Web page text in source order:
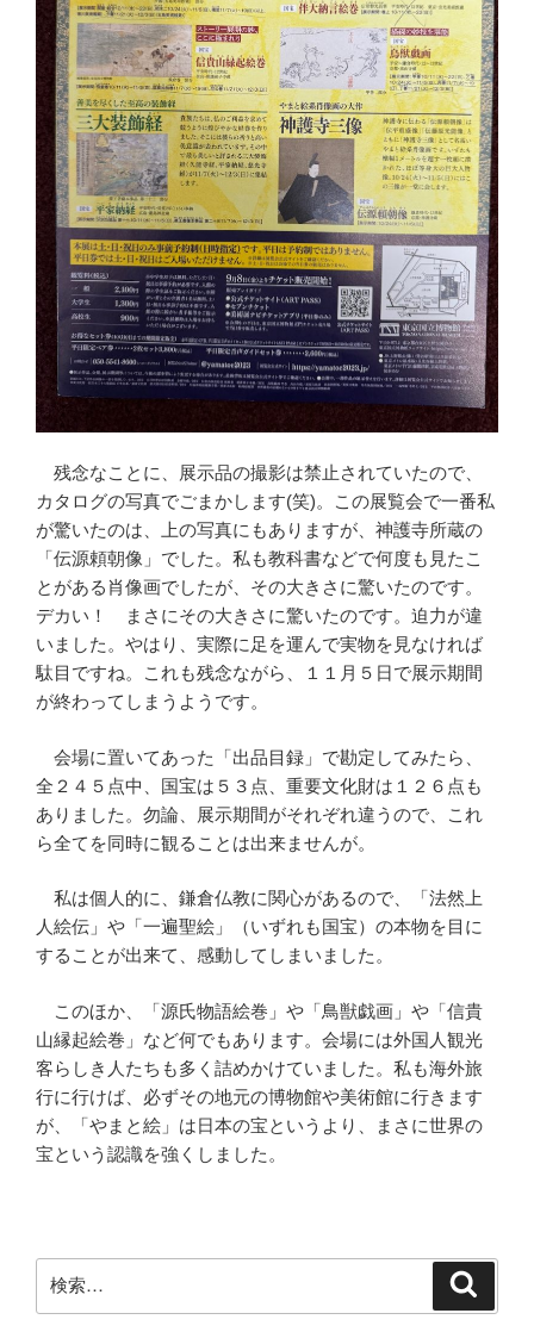
残念なことに、展示品の撮影は禁止されていたので、
カタログの写真でごまかします(笑)。この展覧会で一番私
が驚いたのは、上の写真にもありますが、神護寺所蔵の
「伝源頼朝像」でした。私も教科書などで何度も見たこ
とがある肖像画でしたが、その大きさに驚いたのです。
デカい！ まさにその大きさに驚いたのです。迫力が違
いました。やはり、実際に足を運んで実物を見なければ
駄目ですね。これも残念ながら、１１月５日で展示期間
が終わってしまうようです。
会場に置いてあった「出品目録」で勘定してみたら、
全２４５点中、国宝は５３点、重要文化財は１２６点も
ありました。勿論、展示期間がそれぞれ違うので、これ
ら全てを同時に観ることは出来ませんが。
私は個人的に、鎌倉仏教に関心があるので、「法然上
人絵伝」や「一遍聖絵」（いずれも国宝）の本物を目に
することが出来て、感動してしまいました。
このほか、「源氏物語絵巻」や「鳥獣戯画」や「信貴
山縁起絵巻」など何でもあります。会場には外国人観光
客らしき人たちも多く詰めかけていました。私も海外旅
行に行けば、必ずその地元の博物館や美術館に行きます
が、「やまと絵」は日本の宝というより、まさに世界の
宝という認識を強くしました。
索: